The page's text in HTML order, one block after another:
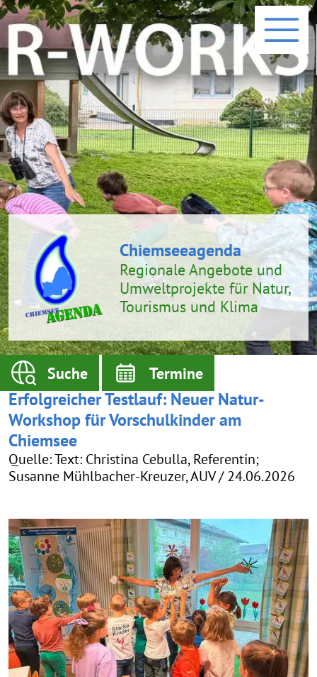
Chiemseeagenda
Regionale Angebote und
Umweltprojekte für Natur,
Tourismus und Klima
Suche Termine
Erfolgreicher Testlauf: Neuer Natur-
Workshop für Vorschulkinder am
Chiemsee
Quelle: Text: Christina Cebulla, Referentin;
Susanne Mühlbacher-Kreuzer, AUV / 24.06.2026